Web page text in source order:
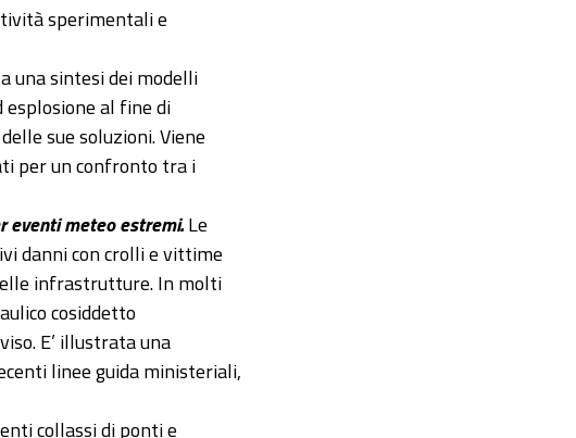
sperimentali e
una sintesi dei modelli
al fine di
sue soluzioni. Viene
per un confronto tra i
eventi meteo estremi.Le
danni con crolli e vittime
infrastrutture. In molti
cosiddetto
E’ illustrata una
linee guida ministeriali,
collassi di ponti e